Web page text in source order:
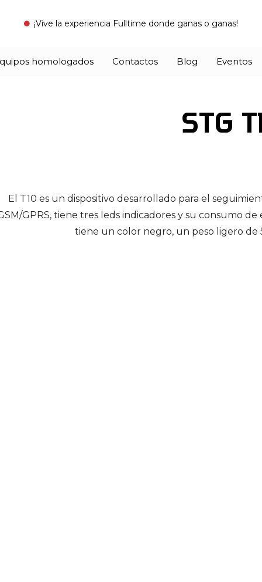
¡Vive la experiencia Fulltime donde ganas o ganas!
homologados Contactos Blog Eventos
STG
El T10 es un dispositivo desarrollado para el
GPRS, tiene tres leds indicadores y su consumo
tiene un color negro, un peso ligero